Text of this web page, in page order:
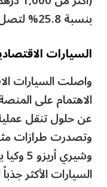
بنسبة 25.8% لتصل إلى 74 ألف مشاهدة.
السيارات
واصلت السيارات
الاهتمام على
عن حلول تنقل
السيارات الأكثر